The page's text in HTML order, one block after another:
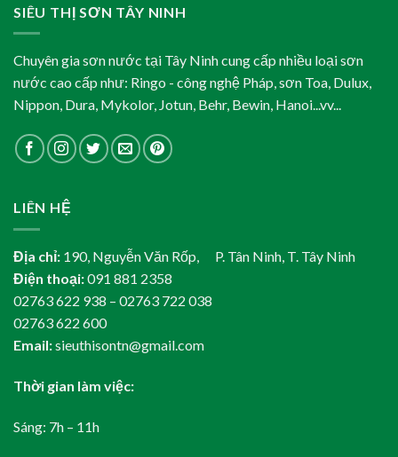
SIÊU THỊ SƠN TÂY NINH
Chuyên gia sơn nước tại Tây Ninh cung cấp nhiều loại sơn
nước cao cấp như: Ringo - công nghệ Pháp, sơn Toa, Dulux,
Nippon, Dura, Mykolor, Jotun, Behr, Bewin, Hanoi...vv...
LIÊN HỆ
Địa chỉ: 190, Nguyễn Văn Rốp, P. Tân Ninh, T. Tây Ninh
Điện thoại:091 881 2358
02763 622 938 – 02763 722 038
02763 622 600
Email:sieuthisontn@gmail.com
Thời gian làm việc:
Sáng: 7h – 11h